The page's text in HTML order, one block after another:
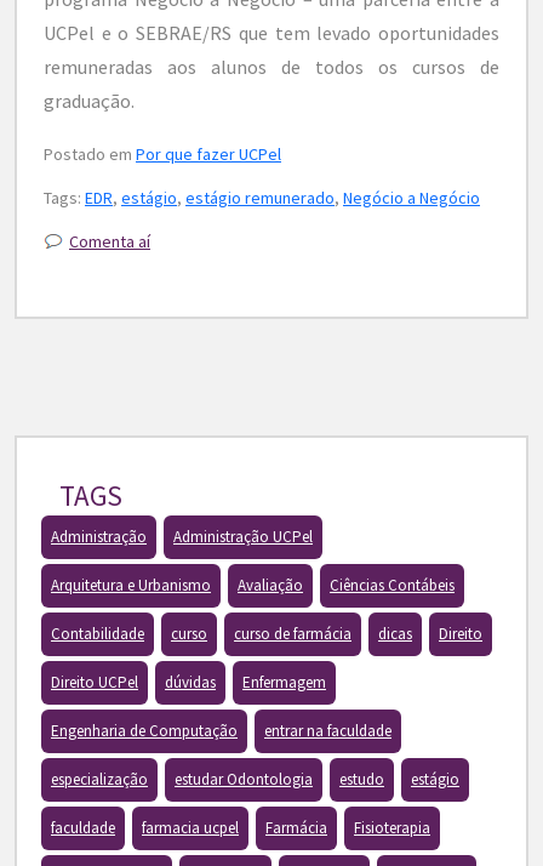
UCPel e o SEBRAE/RS que tem levado oportunidades
remuneradas aos alunos de todos os cursos de
graduação.
Postado em Por que fazer UCPel
Tags: EDR, estágio, estágio remunerado, Negócio a Negócio
Comenta aí
TAGS
Administração Administração UCPel
Arquitetura e Urbanismo Avaliação Ciências Contábeis
Contabilidade curso curso de farmácia dicas Direito
Direito UCPel dúvidas Enfermagem
Engenharia de Computação entrar na faculdade
especialização estudar Odontologia estudo estágio
faculdade farmacia ucpel Farmácia Fisioterapia